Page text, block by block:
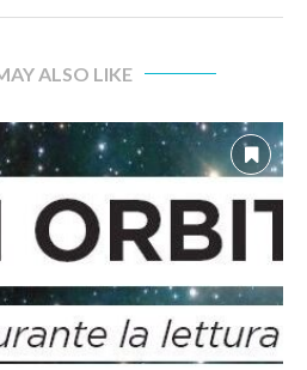
ALSO LIKE